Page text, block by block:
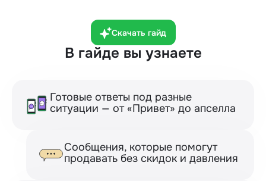
Скачать гайд
В гайде вы узнаете
Готовые ответы под разные
ситуации — от «Привет» до апселла
Сообщения, которые помогут
продавать без скидок и давления